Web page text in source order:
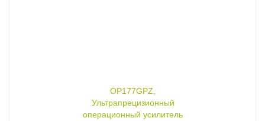
OP177GPZ,
Ультрапрецизионный
операционный усилитель